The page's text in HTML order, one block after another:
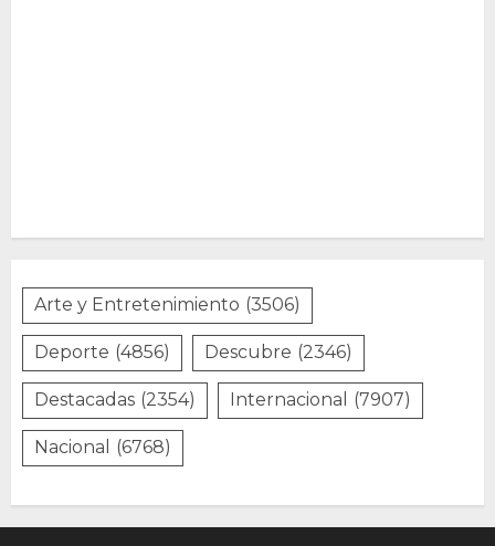
Arte y Entretenimiento (3506)
Deporte (4856) Descubre (2346)
Destacadas (2354) Internacional (7907)
Nacional (6768)